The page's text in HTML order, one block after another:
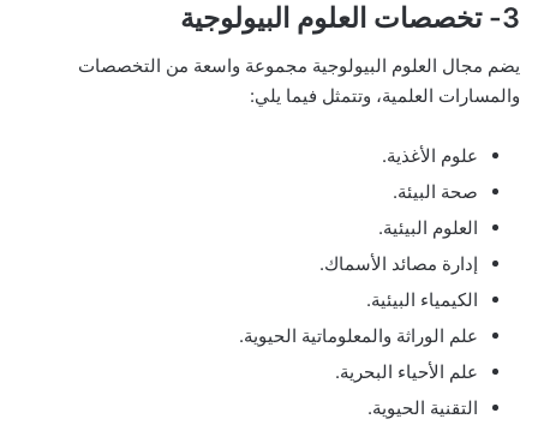
3- تخصصات العلوم البيولوجية
يضم مجال العلوم البيولوجية مجموعة واسعة من التخصصات
والمسارات العلمية، وتتمثل فيما يلي:
علوم الأغذية.
صحة البيئة.
العلوم البيئية.
إدارة مصائد الأسماك.
الكيمياء البيئية.
علم الوراثة والمعلوماتية الحيوية.
علم الأحياء البحرية.
التقنية الحيوية.